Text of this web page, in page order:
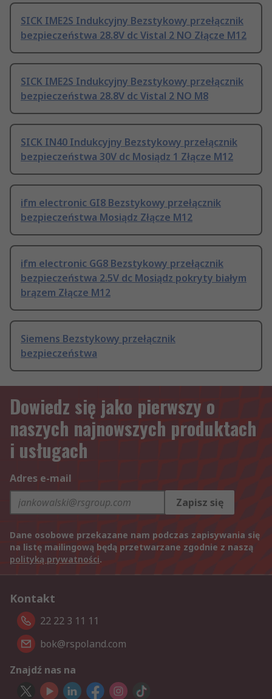
SICK IME2S Indukcyjny Bezstykowy przełącznik
bezpieczeństwa 28.8V dc Vistal 2 NO Złącze M12
SICK IME2S Indukcyjny Bezstykowy przełącznik
bezpieczeństwa 28.8V dc Vistal 2 NO M8
SICK IN40 Indukcyjny Bezstykowy przełącznik
bezpieczeństwa 30V dc Mosiądz 1 Złącze M12
ifm electronic GI8 Bezstykowy przełącznik
bezpieczeństwa Mosiądz Złącze M12
ifm electronic GG8 Bezstykowy przełącznik
bezpieczeństwa 2.5V dc Mosiądz pokryty białym
brązem Złącze M12
Siemens Bezstykowy przełącznik
bezpieczeństwa
Dowiedz się jako pierwszy o
naszych najnowszych produktach
i usługach
Adres e-mail
Zapisz się
Dane osobowe przekazane nam podczas zapisywania się
na listę mailingową będą przetwarzane zgodnie z naszą
polityką prywatności.
Kontakt
22 22 3 11 11
bok@rspoland.com
Znajdź nas na